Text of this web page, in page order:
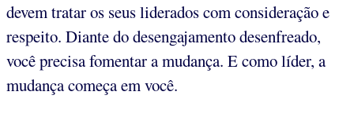
devem tratar os seus liderados com consideração e
respeito. Diante do desengajamento desenfreado,
você precisa fomentar a mudança. E como líder, a
mudança começa em você.